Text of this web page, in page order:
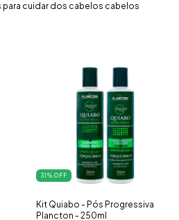
cuidar dos cabelos cabelos
31 % OFF
Kit Quiabo - Pós Progressiva
Plancton - 250ml